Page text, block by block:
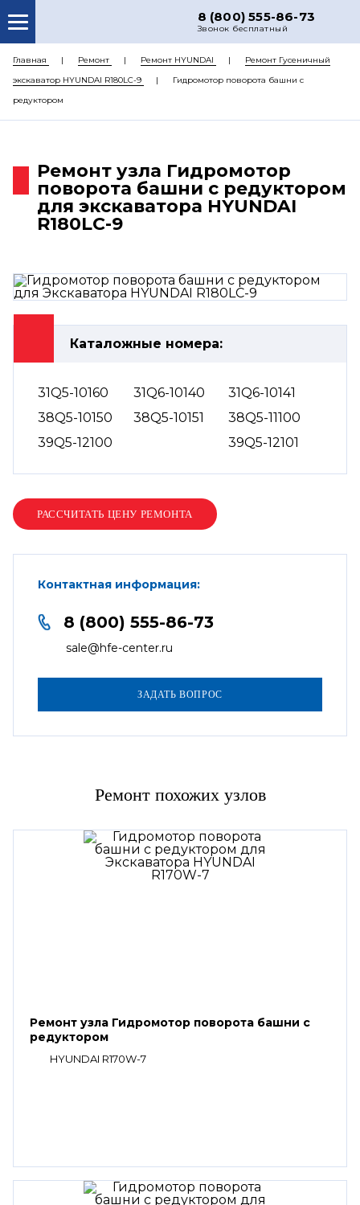
8 (800) 555-86-73
Звонок бесплатный
О НАС
КАТАЛОГ ЗАПЧАСТЕЙ
РЕМОНТ
ЦЕНЫ
КОНТАКТЫ
Главная Ремонт Ремонт HYUNDAI
Ремонт Гусеничный
экскаватор HYUNDAI R180LC-9
Гидромотор поворота башни с
редуктором
Ремонт узла Гидромотор
поворота башни с редуктором
для экскаватора HYUNDAI
R180LC-9
Каталожные номера:
31Q5-10160 31Q6-10140
31Q6-10141
38Q5-10150
38Q5-10151
38Q5-11100
39Q5-12100
39Q5-12101
Контактная информация:
8 (800) 555-86-73
sale@hfe-center.ru
Ремонт похожих узлов
Ремонт узла Гидромотор поворота башни с
редуктором
HYUNDAI R170W-7